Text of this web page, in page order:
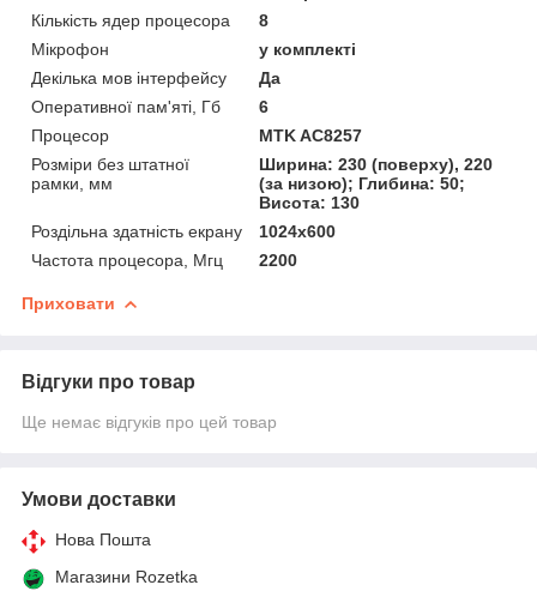
Кількість ядер процесора
8
Мікрофон
у комплекті
Декілька мов інтерфейсу
Да
Оперативної пам'яті, Гб
6
Процесор
MTK AC8257
Розміри без штатної
рамки, мм
Ширина: 230 (поверху), 220
(за низою); Глибина: 50;
Висота: 130
Роздільна здатність екрану
1024х600
Частота процесора, Мгц
2200
Приховати
Відгуки про товар
Ще немає відгуків про цей товар
Умови доставки
Нова Пошта
Магазини Rozetka